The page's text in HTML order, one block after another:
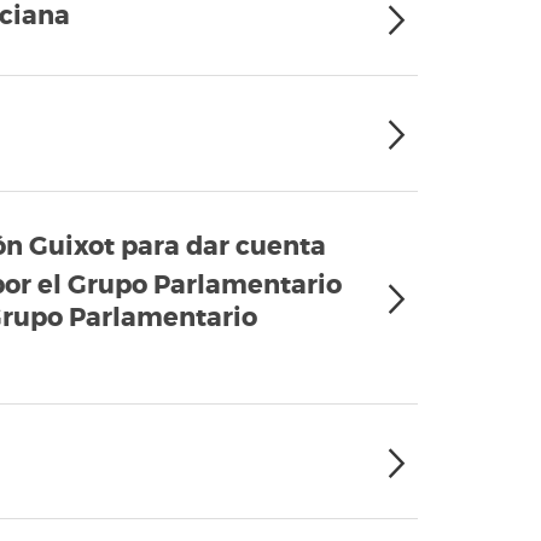
Guixot para dar cuenta
el Grupo Parlamentario
Parlamentario